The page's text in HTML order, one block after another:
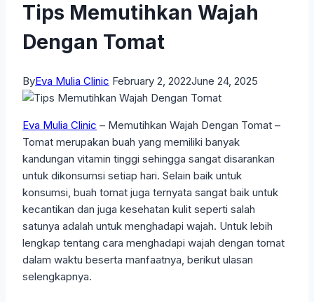
Tips Memutihkan Wajah
Dengan Tomat
ByEva Mulia Clinic February 2, 2022June 24, 2025
Eva Mulia Clinic – Memutihkan Wajah Dengan Tomat –
Tomat merupakan buah yang memiliki banyak
kandungan vitamin tinggi sehingga sangat disarankan
untuk dikonsumsi setiap hari. Selain baik untuk
konsumsi, buah tomat juga ternyata sangat baik untuk
kecantikan dan juga kesehatan kulit seperti salah
satunya adalah untuk menghadapi wajah. Untuk lebih
lengkap tentang cara menghadapi wajah dengan tomat
dalam waktu beserta manfaatnya, berikut ulasan
selengkapnya.